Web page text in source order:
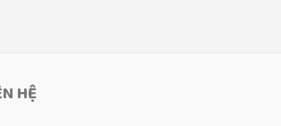
HỆ